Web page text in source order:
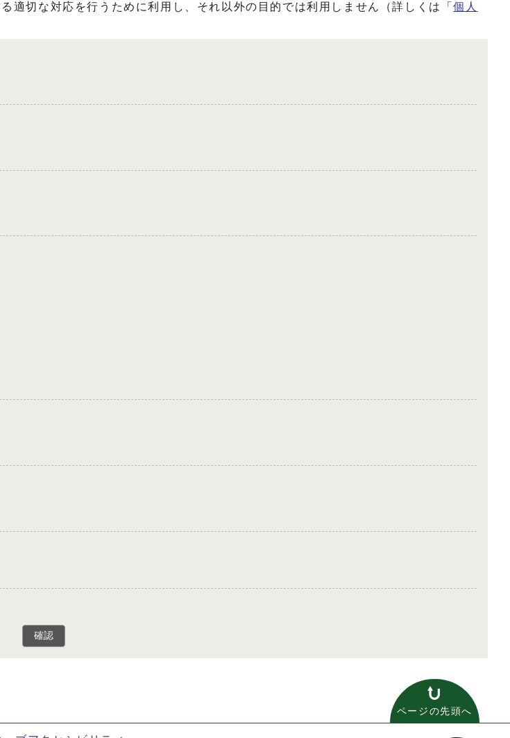
適切な対応を行うために利用し、それ以外の目的では利用しません（詳しくは「個人
確認
ページの先頭へ